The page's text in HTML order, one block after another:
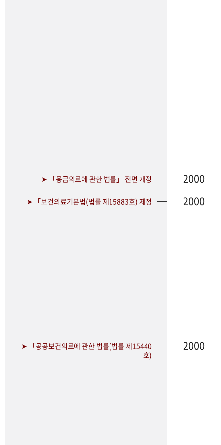
➤ 「응급의료에 관한 법률」 전면 개정 2000
➤ 「보건의료기본법(법률 제15883호) 제정 2000
➤ 「공공보건의료에 관한 법률(법률 제15440
호)
2000